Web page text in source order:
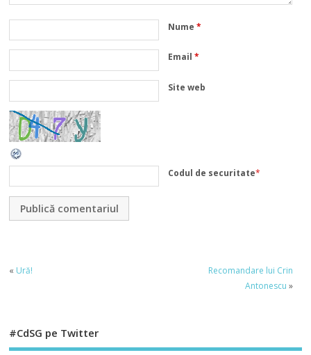
Nume*
Email*
Site web
Codul de securitate*
« Ură!
Recomandare lui Crin
Antonescu »
#CdSG pe Twitter